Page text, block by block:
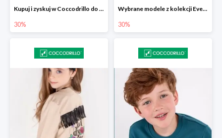
Kupuj i zyskuj w Coccodrillo do -30%
30%
Wybrane modele z kolekcji Everyday w Coccodrillo -30%
30%